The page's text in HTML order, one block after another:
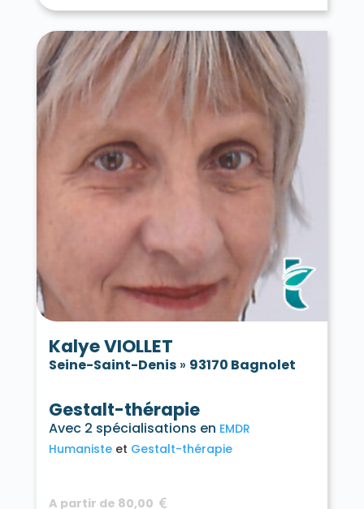
Kalye VIOLLET
Seine-Saint-Denis» 93170 Bagnolet
Gestalt-thérapie
Avec 2 spécialisations en EMDR
Humaniste
Gestalt-thérapie
A partir de 80,00